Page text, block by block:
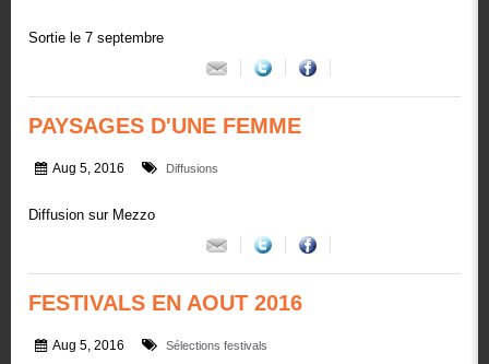
Sortie le 7 septembre
PAYSAGES D'UNE FEMME
Aug 5, 2016 Diffusions
Diffusion sur Mezzo
FESTIVALS EN AOUT 2016
Aug 5, 2016 Sélections festivals